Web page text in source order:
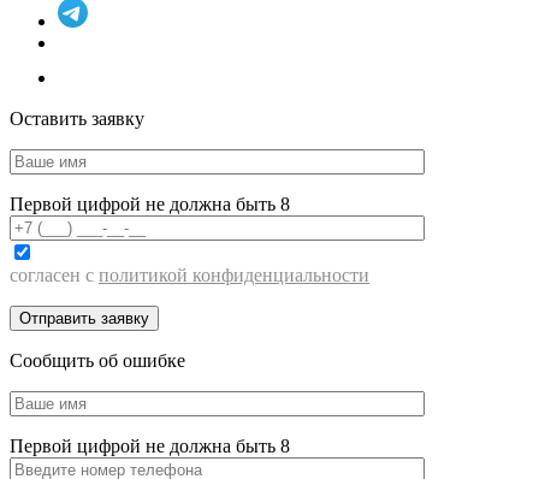
Оставить заявку
Первой цифрой не должна быть 8
согласен с политикой конфиденциальности
Сообщить об ошибке
Первой цифрой не должна быть 8